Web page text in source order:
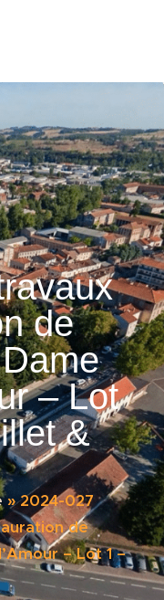
de
– Lot
&
»2024-027
de
– Lot 1 –